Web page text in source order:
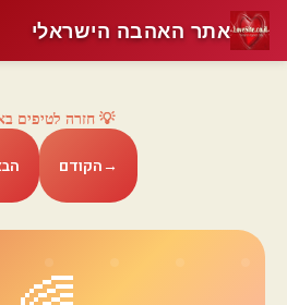
→הקודם
💡 חזרה לטיפים
אתר האהבה הישראלי